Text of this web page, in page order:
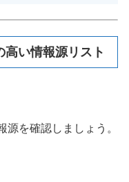
い情報源リスト
を確認しましょう。